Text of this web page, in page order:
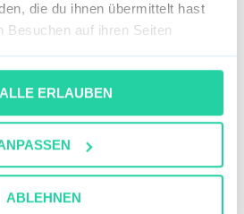
die du ihnen übermittelt hast
Besuchen auf ihren Seiten
ERLAUBEN
ABLEHNEN